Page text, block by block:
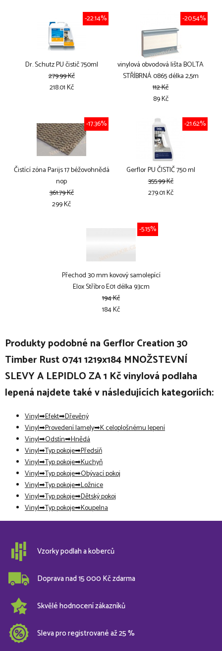
Dr. Schutz PU čistič 750ml
-22.14%
279.99 Kč
218.01 Kč
vinylová obvodová lišta BOLTA
STŘÍBRNÁ 0865 délka 2,5m
-20.54%
112 Kč
89 Kč
Čistící zóna Parijs 17 béžovohnědá
nop
-17.36%
361.79 Kč
299 Kč
Gerflor PU ČISTIČ 750 ml
-21.62%
355.99 Kč
279.01 Kč
Přechod 30 mm kovový samolepící
Elox Stříbro E01 délka 93cm
-5.15%
194 Kč
184 Kč
Produkty podobné na Gerflor Creation 30
Timber Rust 0741 1219x184 MNOŽSTEVNÍ
SLEVY A LEPIDLO ZA 1 Kč vinylová podlaha
lepená najdete také v následujících kategoriích:
Vinyl Efekt Dřevěný
Vinyl Provedení lamely K celoplošnému lepení
Vinyl Odstín Hnědá
Vinyl Typ pokoje Předsíň
Vinyl Typ pokoje Kuchyň
Vinyl Typ pokoje Obývací pokoj
Vinyl Typ pokoje Ložnice
Vinyl Typ pokoje Dětský pokoj
Vinyl Typ pokoje Koupelna
Vzorky podlah a koberců
Doprava nad 15 000 Kč zdarma
Skvělé hodnocení zákazníků
Sleva pro registrované až 25 %